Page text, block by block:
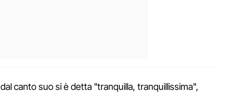
dal canto suo si è detta "tranquilla, tranquillissima",